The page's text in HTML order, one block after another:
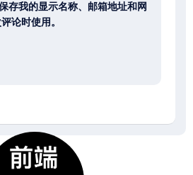
存我的显示名称、邮箱地址和网
论时使用。